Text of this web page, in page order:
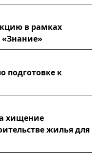
в рамках
«Знание»
подготовке к
хищение
жилья для